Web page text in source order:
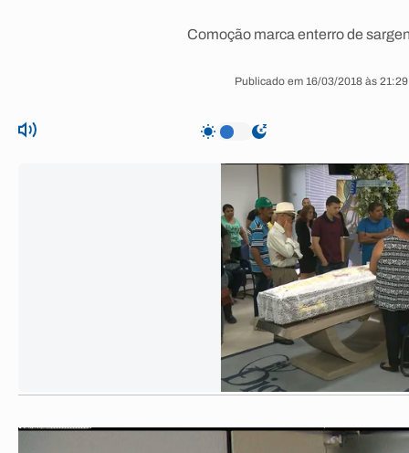
Comoção marca enterro de
Publicado em 16/03/2018 às